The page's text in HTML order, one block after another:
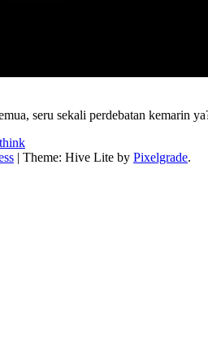
seru sekali perdebatan kemarin
| Theme: Hive Lite by Pixelgrade.